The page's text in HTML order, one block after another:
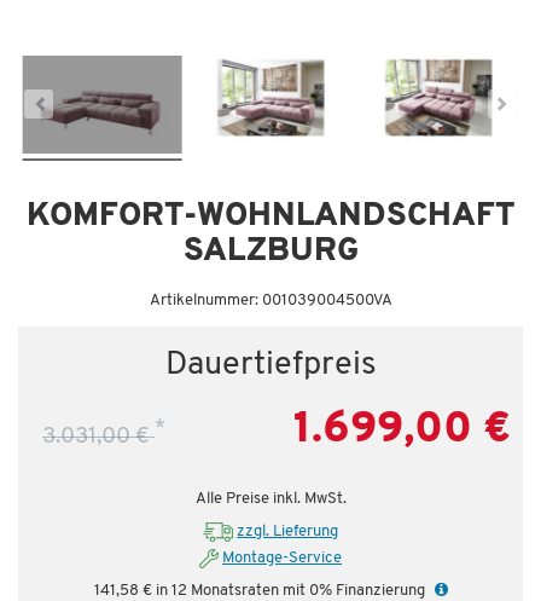
KOMFORT-WOHNLANDSCHAFT
SALZBURG
Artikelnummer: 001039004500VA
Dauertiefpreis
3.031,00 €* 1.699,00 €
Alle Preise inkl. MwSt.
zzgl. Lieferung
Montage-Service
141,58 € in 12 Monatsraten mit 0% Finanzierung